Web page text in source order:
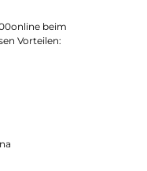
online beim
Vorteilen: